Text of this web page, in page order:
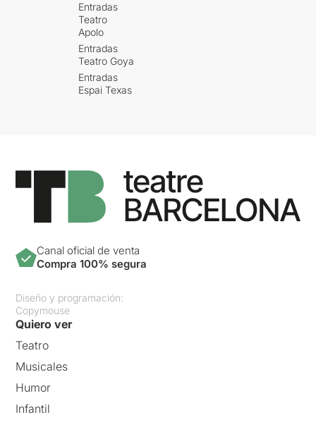
Entradas
Teatro
Apolo
Entradas
Teatro Goya
Entradas
Espai Texas
Canal oficial de venta
Compra 100% segura
Diseño y programación:
Copymouse
Quiero ver
Teatro
Musicales
Humor
Infantil